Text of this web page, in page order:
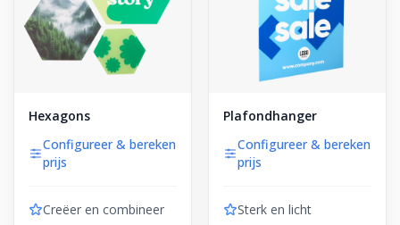
Hexagons
Configureer & bereken
prijs
Creëer en combineer
Plafondhanger
Configureer & bereken
prijs
Sterk en licht